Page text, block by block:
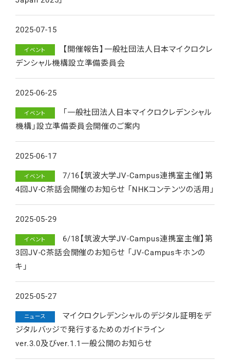
2025-07-15
イベント
【開催報告】一般社団法人日本マイクロクレ
デンシャル機構設立準備委員会
2025-06-25
イベント
「一般社団法人日本マイクロクレデンシャル
機構」設立準備委員会開催のご案内
2025-06-17
イベント
7/16【筑波大学JV-Campus連携室主催】第
4回JV-C茶話会開催のお知らせ 「NHKコンテンツの活用」
2025-05-29
イベント
6/18【筑波大学JV-Campus連携室主催】第
3回JV-C茶話会開催のお知らせ 「JV-Campusキホンの
キ」
2025-05-27
ニュース
マイクロクレデンシャルのデジタル証明をデ
ジタルバッジで発行するためのガイドライン
ver.3.0及びver.1.1一般公開のお知らせ